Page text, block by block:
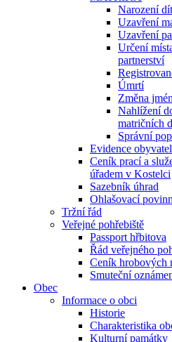
Narození
Uzavření
Uzavření
Určení
partnerství
Úmrtí
Změna
Nahlížení
matričních
Správní
Evidence obyvatel
Ceník prací a
úřadem v Kostelci
Sazebník úhrad
Ohlašovací
Tržní řád
Veřejné pohřebiště
Passport hřbitova
Řád veřejného
Ceník hrobových
Smuteční
Obec
Informace o obci
Historie
Charakteristika
Kulturní památky